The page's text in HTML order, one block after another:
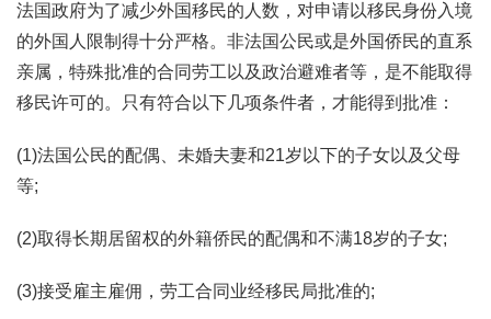
法国政府为了减少外国移民的人数，对申请以移民身份入境
的外国人限制得十分严格。非法国公民或是外国侨民的直系
亲属，特殊批准的合同劳工以及政治避难者等，是不能取得
移民许可的。只有符合以下几项条件者，才能得到批准：
(1)法国公民的配偶、未婚夫妻和21岁以下的子女以及父母
等;
(2)取得长期居留权的外籍侨民的配偶和不满18岁的子女;
(3)接受雇主雇佣，劳工合同业经移民局批准的;